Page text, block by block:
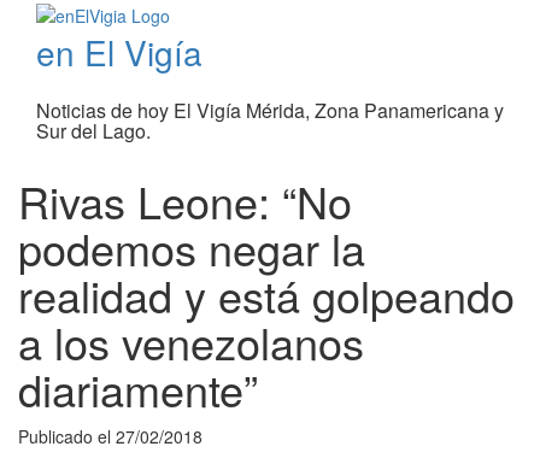
en El Vigía
Noticias de hoy El Vigía Mérida, Zona Panamericana y
Sur del Lago.
Rivas Leone: “No
podemos negar la
realidad y está golpeando
a los venezolanos
diariamente”
Publicado el 27/02/2018